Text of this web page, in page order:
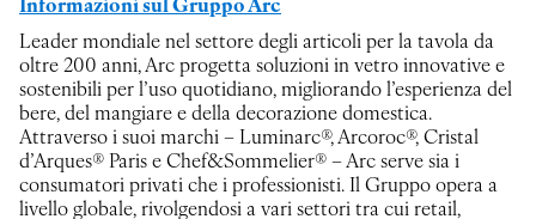
Informazioni sul Gruppo Arc
Leader mondiale nel settore degli articoli per la tavola da
oltre 200 anni, Arc progetta soluzioni in vetro innovative e
sostenibili per l’uso quotidiano, migliorando l’esperienza del
bere, del mangiare e della decorazione domestica.
Attraverso i suoi marchi – Luminarc®, Arcoroc®, Cristal
d’Arques® Paris e Chef&Sommelier® – Arc serve sia i
consumatori privati che i professionisti. Il Gruppo opera a
livello globale, rivolgendosi a vari settori tra cui retail,